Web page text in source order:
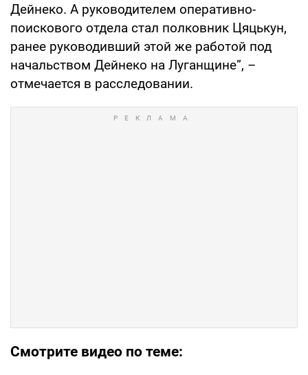
Дейнеко. А руководителем оперативно-
поискового отдела стал полковник Цяцькун,
ранее руководивший этой же работой под
начальством Дейнеко на Луганщине”, –
отмечается в расследовании.
Смотрите видео по теме: